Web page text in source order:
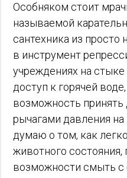
Особняком стоит
называемой
сантехника из
в инструмент
учреждениях на
доступ к горячей
возможность
рычагами давления
думаю о том, как
животного
возможности смыть с